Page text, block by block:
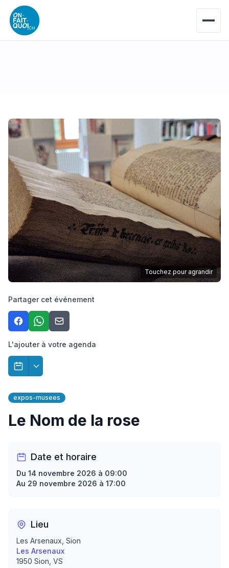
Touchez pour agrandir
Partager cet événement
L'ajouter à votre agenda
expos-musees
Le Nom de la rose
Date et horaire
Du 14 novembre 2026 à 09:00
Au 29 novembre 2026 à 17:00
Lieu
Les Arsenaux, Sion
Les Arsenaux
1950 Sion , VS